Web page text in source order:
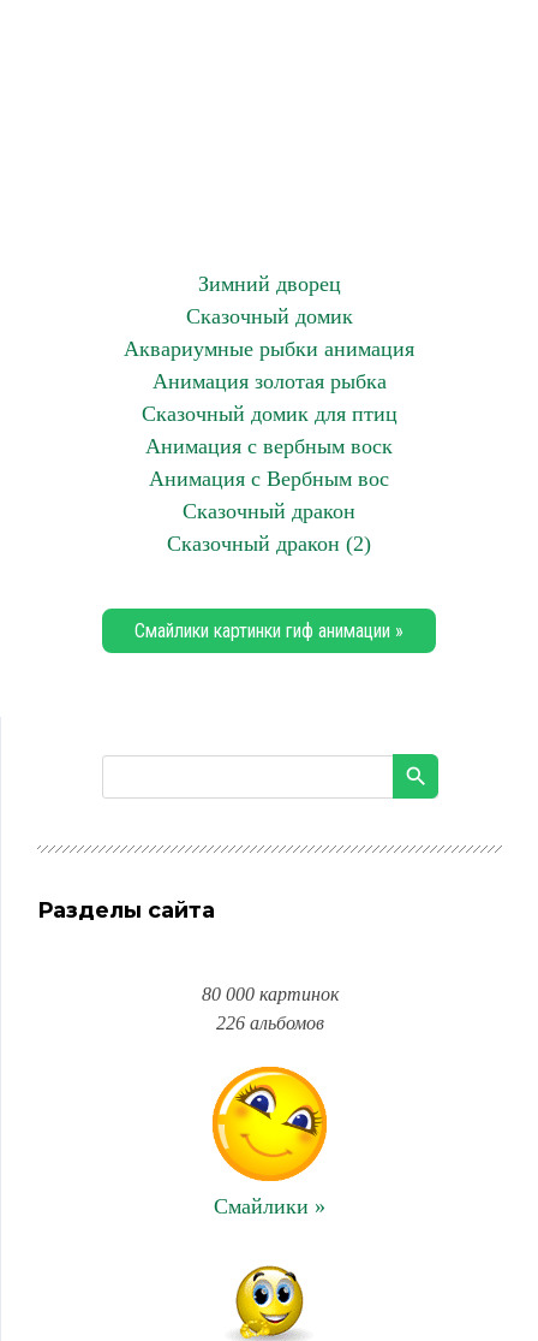
Зимний дворец
Сказочный домик
Аквариумные рыбки анимация
Анимация золотая рыбка
Сказочный домик для птиц
Анимация с вербным воск
Анимация с Вербным вос
Сказочный дракон
Сказочный дракон (2)
Смайлики картинки гиф анимации »
Разделы сайта
80 000 картинок
226 альбомов
Смайлики »